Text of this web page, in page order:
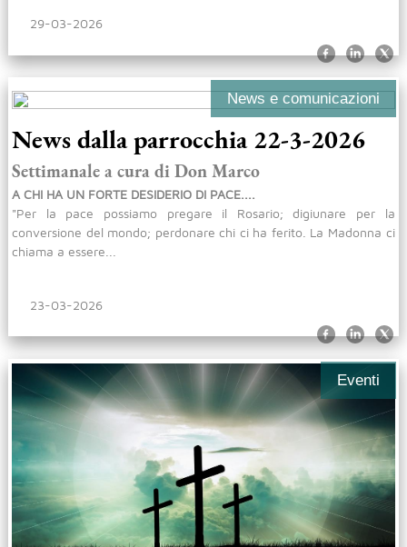
29-03-2026
News e comunicazioni
News dalla parrocchia 22-3-2026
Settimanale a cura di Don Marco
A CHI HA UN FORTE DESIDERIO DI PACE....
"Per la pace possiamo pregare il Rosario; digiunare per la
conversione del mondo; perdonare chi ci ha ferito. La Madonna ci
chiama a essere...
23-03-2026
Eventi